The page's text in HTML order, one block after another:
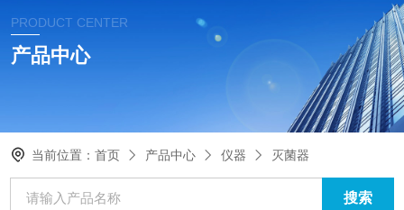
PRODUCT CENTER
产品中心
当前位置：首页 产品中心 仪器 灭菌器